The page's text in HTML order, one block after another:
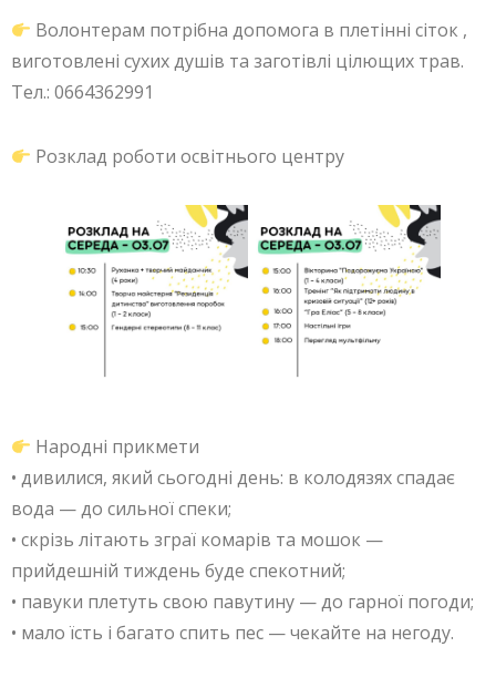
Волонтерам потрібна допомога в плетінні сіток ,
виготовлені сухих душів та заготівлі цілющих трав.
Тел.: 0664362991
Розклад роботи освітнього центру
Народні прикмети
• дивилися, який сьогодні день: в колодязях спадає
вода — до сильної спеки;
• скрізь літають зграї комарів та мошок —
прийдешній тиждень буде спекотний;
• павуки плетуть свою павутину — до гарної погоди;
• мало їсть і багато спить пес — чекайте на негоду.